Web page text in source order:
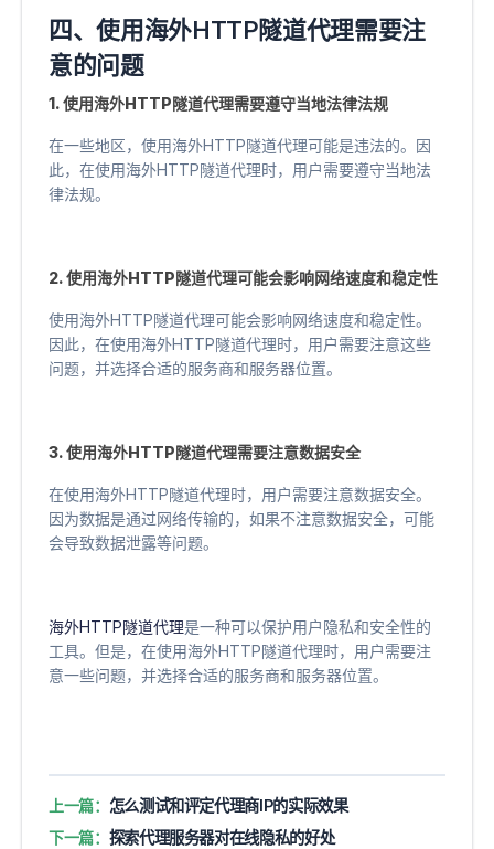
四、使用海外HTTP隧道代理需要注
意的问题
1. 使用海外HTTP隧道代理需要遵守当地法律法规
在一些地区，使用海外HTTP隧道代理可能是违法的。因
此，在使用海外HTTP隧道代理时，用户需要遵守当地法
律法规。
2. 使用海外HTTP隧道代理可能会影响网络速度和稳定性
使用海外HTTP隧道代理可能会影响网络速度和稳定性。
因此，在使用海外HTTP隧道代理时，用户需要注意这些
问题，并选择合适的服务商和服务器位置。
3. 使用海外HTTP隧道代理需要注意数据安全
在使用海外HTTP隧道代理时，用户需要注意数据安全。
因为数据是通过网络传输的，如果不注意数据安全，可能
会导致数据泄露等问题。
海外HTTP隧道代理是一种可以保护用户隐私和安全性的
工具。但是，在使用海外HTTP隧道代理时，用户需要注
意一些问题，并选择合适的服务商和服务器位置。
上一篇： 怎么测试和评定代理商IP的实际效果
下一篇： 探索代理服务器对在线隐私的好处